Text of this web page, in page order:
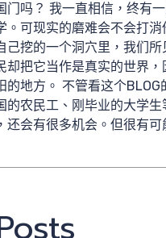
吗？ 我一直相信，终有
可现实的磨难会不会打
己挖的一个洞穴里，我们
却把它当作是真实的世界
的地方。 不管看这个
的农民工、刚毕业的大学
还会有很多机会。但很有